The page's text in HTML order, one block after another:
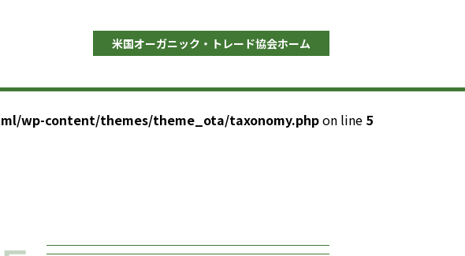
米国オーガニック・トレード協会ホーム
wp-content/themes/theme_ota/taxonomy.phpon line 5